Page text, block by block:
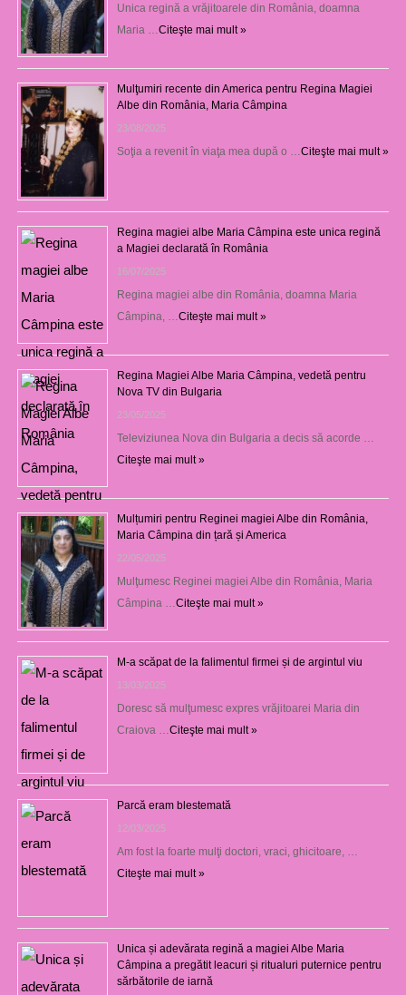
Unica regină a vrăjitoarele din România, doamna
Maria … Citeşte mai mult »
Mulţumiri recente din America pentru Regina Magiei
Albe din România, Maria Câmpina
23/08/2025
Soţia a revenit în viaţa mea după o … Citeşte mai mult »
Regina magiei albe Maria Câmpina este unica regină
a Magiei declarată în România
16/07/2025
Regina magiei albe din România, doamna Maria
Câmpina, … Citeşte mai mult »
Regina Magiei Albe Maria Câmpina, vedetă pentru
Nova TV din Bulgaria
23/05/2025
Televiziunea Nova din Bulgaria a decis să acorde …
Citeşte mai mult »
Mulțumiri pentru Reginei magiei Albe din România,
Maria Câmpina din țară și America
22/05/2025
Mulţumesc Reginei magiei Albe din România, Maria
Câmpina … Citeşte mai mult »
M-a scăpat de la falimentul firmei și de argintul viu
13/03/2025
Doresc să mulţumesc expres vrăjitoarei Maria din
Craiova … Citeşte mai mult »
Parcă eram blestemată
12/03/2025
Am fost la foarte mulţi doctori, vraci, ghicitoare, …
Citeşte mai mult »
Unica și adevărata regină a magiei Albe Maria
Câmpina a pregătit leacuri și ritualuri puternice pentru
sărbătorile de iarnă